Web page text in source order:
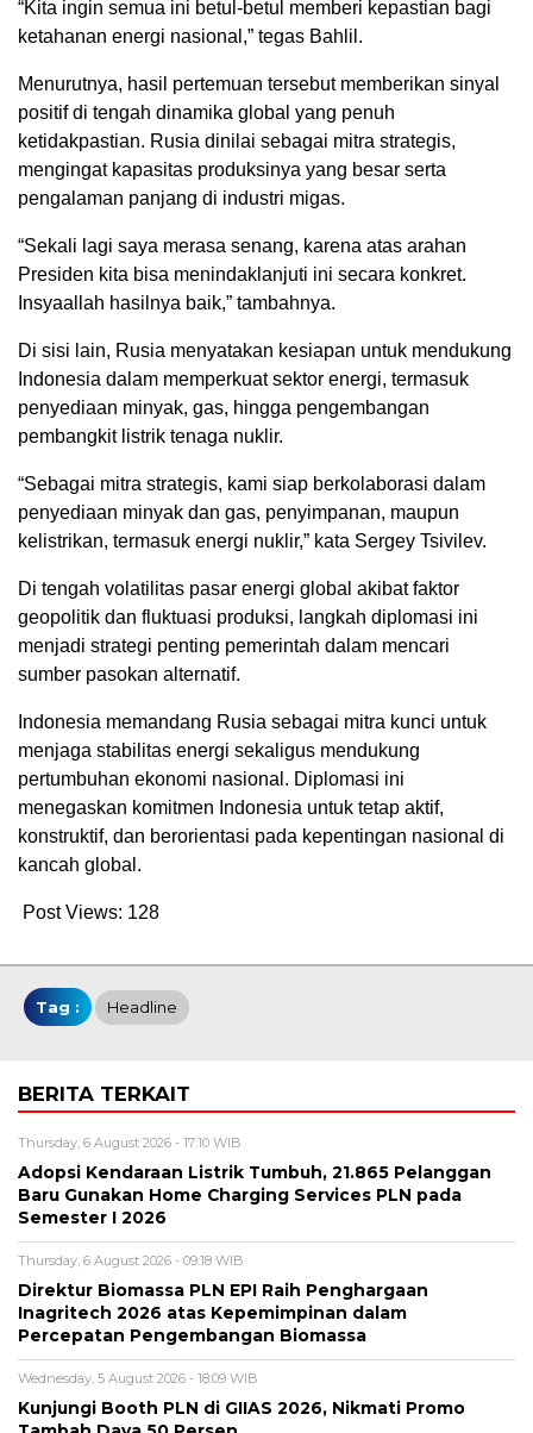
“Kita ingin semua ini betul-betul memberi kepastian bagi
ketahanan energi nasional,” tegas Bahlil.
Menurutnya, hasil pertemuan tersebut memberikan sinyal
positif di tengah dinamika global yang penuh
ketidakpastian. Rusia dinilai sebagai mitra strategis,
mengingat kapasitas produksinya yang besar serta
pengalaman panjang di industri migas.
“Sekali lagi saya merasa senang, karena atas arahan
Presiden kita bisa menindaklanjuti ini secara konkret.
Insyaallah hasilnya baik,” tambahnya.
Di sisi lain, Rusia menyatakan kesiapan untuk mendukung
Indonesia dalam memperkuat sektor energi, termasuk
penyediaan minyak, gas, hingga pengembangan
pembangkit listrik tenaga nuklir.
“Sebagai mitra strategis, kami siap berkolaborasi dalam
penyediaan minyak dan gas, penyimpanan, maupun
kelistrikan, termasuk energi nuklir,” kata Sergey Tsivilev.
Di tengah volatilitas pasar energi global akibat faktor
geopolitik dan fluktuasi produksi, langkah diplomasi ini
menjadi strategi penting pemerintah dalam mencari
sumber pasokan alternatif.
Indonesia memandang Rusia sebagai mitra kunci untuk
menjaga stabilitas energi sekaligus mendukung
pertumbuhan ekonomi nasional. Diplomasi ini
menegaskan komitmen Indonesia untuk tetap aktif,
konstruktif, dan berorientasi pada kepentingan nasional di
kancah global.
Post Views: 128
Tag : Headline
BERITA TERKAIT
Thursday, 6 August 2026 - 17:10 WIB
Adopsi Kendaraan Listrik Tumbuh, 21.865 Pelanggan
Baru Gunakan Home Charging Services PLN pada
Semester I 2026
Thursday, 6 August 2026 - 09:18 WIB
Direktur Biomassa PLN EPI Raih Penghargaan
Inagritech 2026 atas Kepemimpinan dalam
Percepatan Pengembangan Biomassa
Wednesday, 5 August 2026 - 18:09 WIB
Kunjungi Booth PLN di GIIAS 2026, Nikmati Promo